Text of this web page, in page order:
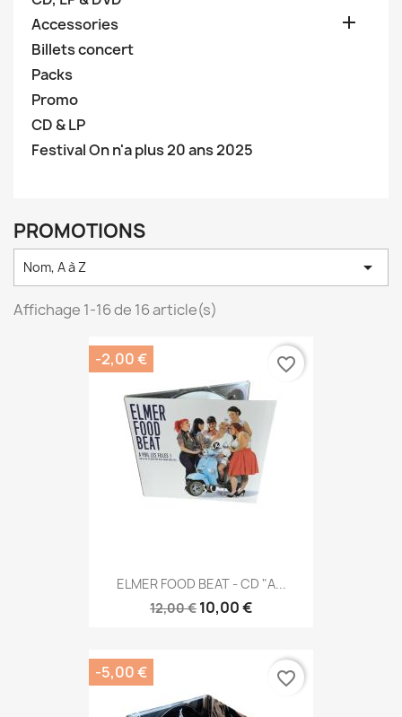
Accessories

Billets concert
Packs
Promo
CD & LP
Festival On n'a plus 20 ans 2025
PROMOTIONS
Nom, A à Z 
Affichage 1-16 de 16 article(s)
ELMER FOOD BEAT - CD "A...
12,00 € 10,00 €
-2,00 € favorite_border
-5,00 € favorite_border